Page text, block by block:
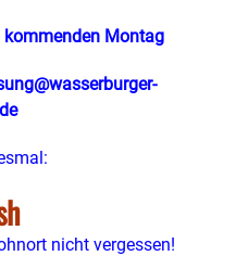
Montag
nicht vergessen!